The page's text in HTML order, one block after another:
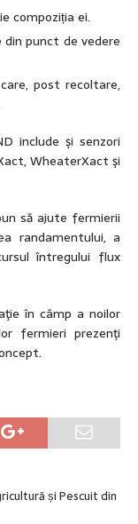
compoziția ei.
din punct de vedere
post recoltare,
include şi senzori
WheaterXact şi
să ajute fermierii
randamentului, a
întregului flux
în câmp a noilor
fermieri prezenţi
și Pescuit din